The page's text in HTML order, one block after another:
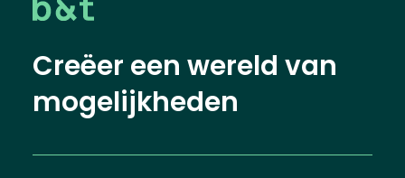
Creëer een wereld van
mogelijkheden